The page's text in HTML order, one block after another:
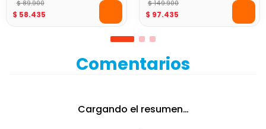
Play
$ 89.900
$ 58.435
Magic Play
$ 149.900
$ 97.435
Comentarios
Cargando el resumen…